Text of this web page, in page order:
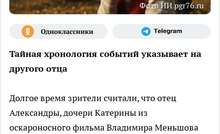
Фото ИИ pgr76.ru
Тайная хронология событий указывает на
другого отца
Долгое время зрители считали, что отец
Александры, дочери Катерины из
оскароносного фильма Владимира Меньшова